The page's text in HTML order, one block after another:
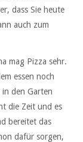
dass Sie heute
auch zum
mag Pizza sehr.
essen noch
in den Garten
die Zeit und es
bereitet das
dafür sorgen,